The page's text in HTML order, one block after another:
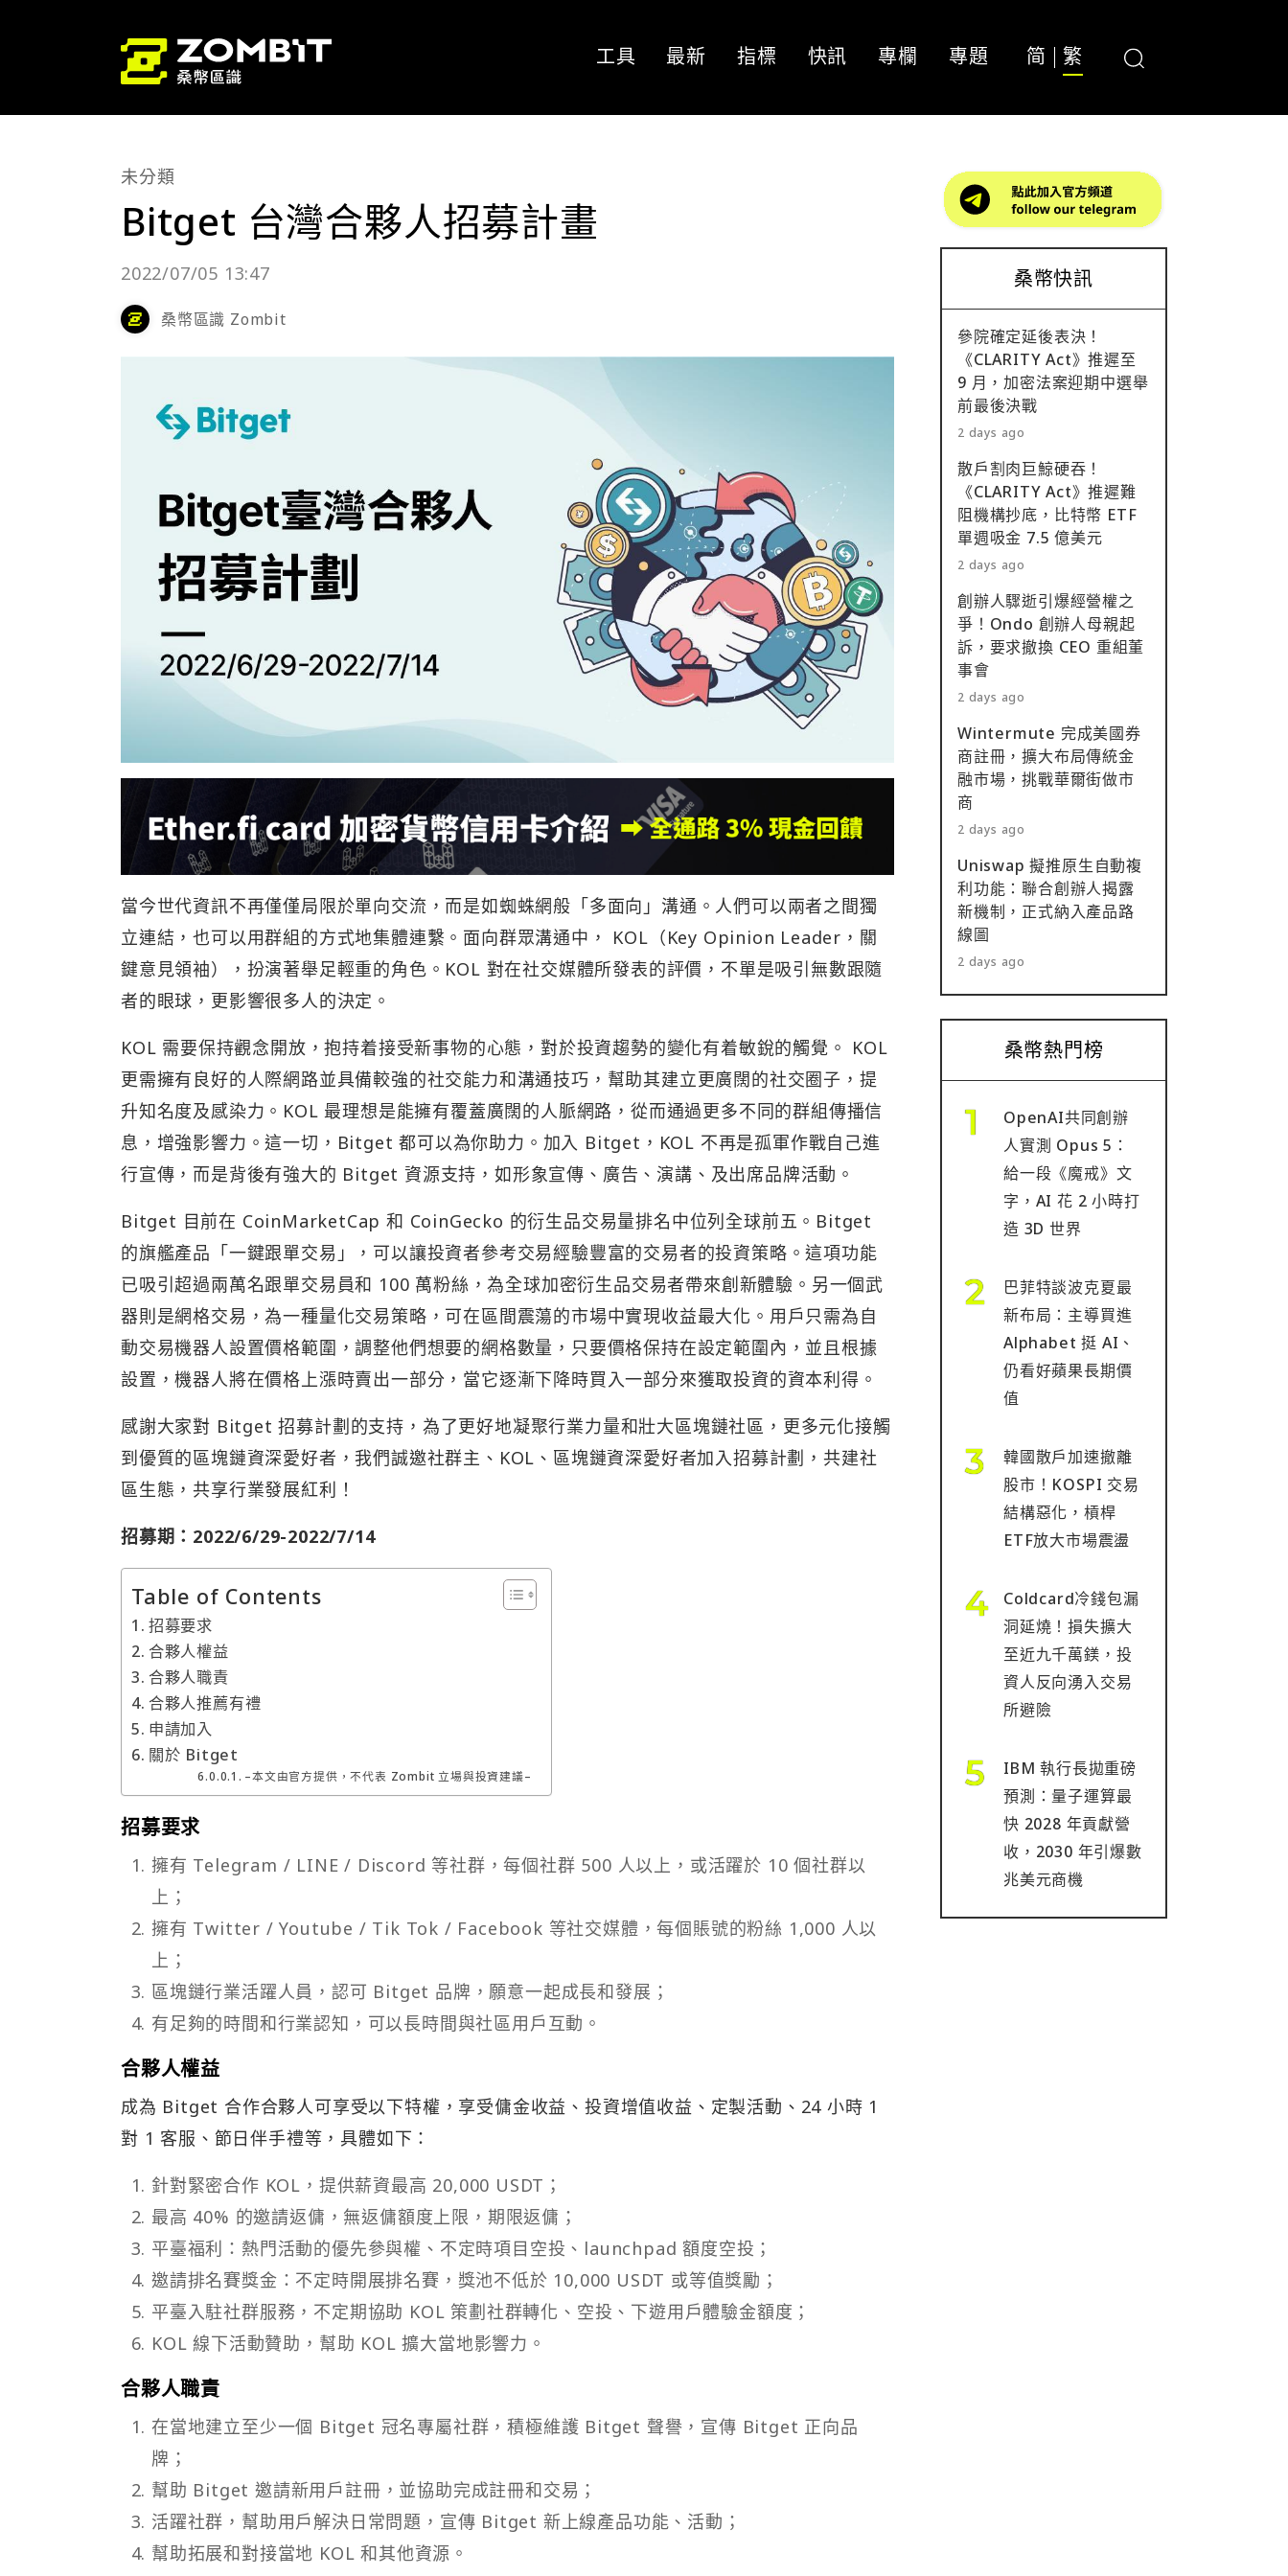
工具 最新 指標 快訊 專欄 專題 简 繁
未分類
Bitget 台灣合夥人招募計畫
2022/07/05 13:47
桑幣區識 Zombit
當今世代資訊不再僅僅局限於單向交流，而是如蜘蛛網般「多面向」溝通。人們可以兩者之間獨
立連結，也可以用群組的方式地集體連繫。面向群眾溝通中， KOL（Key Opinion Leader，關
鍵意見領袖），扮演著舉足輕重的角色。KOL 對在社交媒體所發表的評價，不單是吸引無數跟隨
者的眼球，更影響很多人的決定。
KOL 需要保持觀念開放，抱持着接受新事物的心態，對於投資趨勢的變化有着敏銳的觸覺。 KOL
更需擁有良好的人際網路並具備較強的社交能力和溝通技巧，幫助其建立更廣闊的社交圈子，提
升知名度及感染力。KOL 最理想是能擁有覆蓋廣闊的人脈網路，從而通過更多不同的群組傳播信
息，增強影響力。這一切，Bitget 都可以為你助力。加入 Bitget，KOL 不再是孤軍作戰自己進
行宣傳，而是背後有強大的 Bitget 資源支持，如形象宣傳、廣告、演講、及出席品牌活動。
Bitget 目前在 CoinMarketCap 和 CoinGecko 的衍生品交易量排名中位列全球前五。Bitget
的旗艦產品「一鍵跟單交易」，可以讓投資者參考交易經驗豐富的交易者的投資策略。這項功能
已吸引超過兩萬名跟單交易員和 100 萬粉絲，為全球加密衍生品交易者帶來創新體驗。另一個武
器則是網格交易，為一種量化交易策略，可在區間震蕩的市場中實現收益最大化。用戶只需為自
動交易機器人設置價格範圍，調整他們想要的網格數量，只要價格保持在設定範圍內，並且根據
設置，機器人將在價格上漲時賣出一部分，當它逐漸下降時買入一部分來獲取投資的資本利得。
感謝大家對 Bitget 招募計劃的支持，為了更好地凝聚行業力量和壯大區塊鏈社區，更多元化接觸
到優質的區塊鏈資深愛好者，我們誠邀社群主、KOL、區塊鏈資深愛好者加入招募計劃，共建社
區生態，共享行業發展紅利！
招募期：2022/6/29-2022/7/14
Table of Contents
招募要求
合夥人權益
合夥人職責
合夥人推薦有禮
申請加入
關於 Bitget
–本文由官方提供，不代表 Zombit 立場與投資建議–
招募要求
擁有 Telegram / LINE / Discord 等社群，每個社群 500 人以上，或活躍於 10 個社群以
上；
擁有 Twitter / Youtube / Tik Tok / Facebook 等社交媒體，每個賬號的粉絲 1,000 人以
上；
區塊鏈行業活躍人員，認可 Bitget 品牌，願意一起成長和發展；
有足夠的時間和行業認知，可以長時間與社區用戶互動。
合夥人權益
成為 Bitget 合作合夥人可享受以下特權，享受傭金收益、投資增值收益、定製活動、24 小時 1
對 1 客服、節日伴手禮等，具體如下：
針對緊密合作 KOL，提供薪資最高 20,000 USDT；
最高 40% 的邀請返傭，無返傭額度上限，期限返傭；
平臺福利：熱門活動的優先參與權、不定時項目空投、launchpad 額度空投；
邀請排名賽獎金：不定時開展排名賽，獎池不低於 10,000 USDT 或等值獎勵；
平臺入駐社群服務，不定期協助 KOL 策劃社群轉化、空投、下遊用戶體驗金額度；
KOL 線下活動贊助，幫助 KOL 擴大當地影響力。
合夥人職責
在當地建立至少一個 Bitget 冠名專屬社群，積極維護 Bitget 聲譽，宣傳 Bitget 正向品
牌；
幫助 Bitget 邀請新用戶註冊，並協助完成註冊和交易；
活躍社群，幫助用戶解決日常問題，宣傳 Bitget 新上線產品功能、活動；
幫助拓展和對接當地 KOL 和其他資源。
桑幣快訊
參院確定延後表決！
《CLARITY Act》推遲至
9 月，加密法案迎期中選舉
前最後決戰
2 days ago
散戶割肉巨鯨硬吞！
《CLARITY Act》推遲難
阻機構抄底，比特幣 ETF
單週吸金 7.5 億美元
2 days ago
創辦人驟逝引爆經營權之
爭！Ondo 創辦人母親起
訴，要求撤換 CEO 重組董
事會
2 days ago
Wintermute 完成美國券
商註冊，擴大布局傳統金
融市場，挑戰華爾街做市
商
2 days ago
Uniswap 擬推原生自動複
利功能：聯合創辦人揭露
新機制，正式納入產品路
線圖
2 days ago
桑幣熱門榜
OpenAI共同創辦
人實測 Opus 5：
給一段《魔戒》文
字，AI 花 2 小時打
造 3D 世界
巴菲特談波克夏最
新布局：主導買進
Alphabet 挺 AI、
仍看好蘋果長期價
值
韓國散戶加速撤離
股市！KOSPI 交易
結構惡化，槓桿
ETF放大市場震盪
Coldcard冷錢包漏
洞延燒！損失擴大
至近九千萬鎂，投
資人反向湧入交易
所避險
IBM 執行長拋重磅
預測：量子運算最
快 2028 年貢獻營
收，2030 年引爆數
兆美元商機